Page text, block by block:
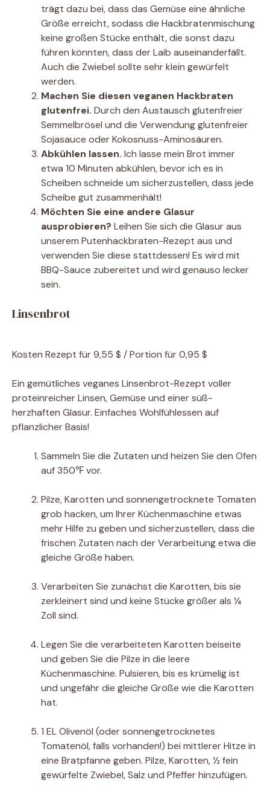
trägt dazu bei, dass das Gemüse eine ähnliche
Größe erreicht, sodass die Hackbratenmischung
keine großen Stücke enthält, die sonst dazu
führen könnten, dass der Laib auseinanderfällt.
Auch die Zwiebel sollte sehr klein gewürfelt
werden.
Machen Sie diesen veganen Hackbraten
glutenfrei. Durch den Austausch glutenfreier
Semmelbrösel und die Verwendung glutenfreier
Sojasauce oder Kokosnuss-Aminosäuren.
Abkühlen lassen. Ich lasse mein Brot immer
etwa 10 Minuten abkühlen, bevor ich es in
Scheiben schneide um sicherzustellen, dass jede
Scheibe gut zusammenhält!
Möchten Sie eine andere Glasur
ausprobieren? Leihen Sie sich die Glasur aus
unserem Putenhackbraten-Rezept aus und
verwenden Sie diese stattdessen! Es wird mit
BBQ-Sauce zubereitet und wird genauso lecker
sein.
Linsenbrot
Kosten Rezept für 9,55 $ / Portion für 0,95 $
Ein gemütliches veganes Linsenbrot-Rezept voller
proteinreicher Linsen, Gemüse und einer süß-
herzhaften Glasur. Einfaches Wohlfühlessen auf
pflanzlicher Basis!
Sammeln Sie die Zutaten und heizen Sie den Ofen
auf 350℉ vor.
Pilze, Karotten und sonnengetrocknete Tomaten
grob hacken, um Ihrer Küchenmaschine etwas
mehr Hilfe zu geben und sicherzustellen, dass die
frischen Zutaten nach der Verarbeitung etwa die
gleiche Größe haben.
Verarbeiten Sie zunächst die Karotten, bis sie
zerkleinert sind und keine Stücke größer als ¼
Zoll sind.
Legen Sie die verarbeiteten Karotten beiseite
und geben Sie die Pilze in die leere
Küchenmaschine. Pulsieren, bis es krümelig ist
und ungefähr die gleiche Größe wie die Karotten
hat.
1 EL Olivenöl (oder sonnengetrocknetes
Tomatenöl, falls vorhanden!) bei mittlerer Hitze in
eine Bratpfanne geben. Pilze, Karotten, ½ fein
gewürfelte Zwiebel, Salz und Pfeffer hinzufügen.